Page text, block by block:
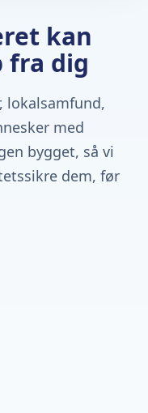
kan
fra dig
lokalsamfund,
med
bygget, så vi
dem, før